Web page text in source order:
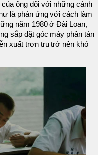
ông đối với những cảnh
là phản ứng với cách làm
năm 1980 ở Đài Loan,
sắp đặt góc máy phân tán
xuất trơn tru trở nên khó